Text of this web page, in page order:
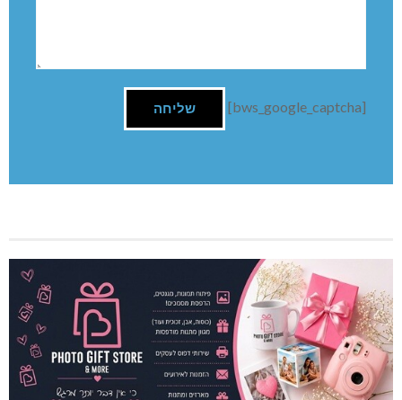
[bws_google_captcha]